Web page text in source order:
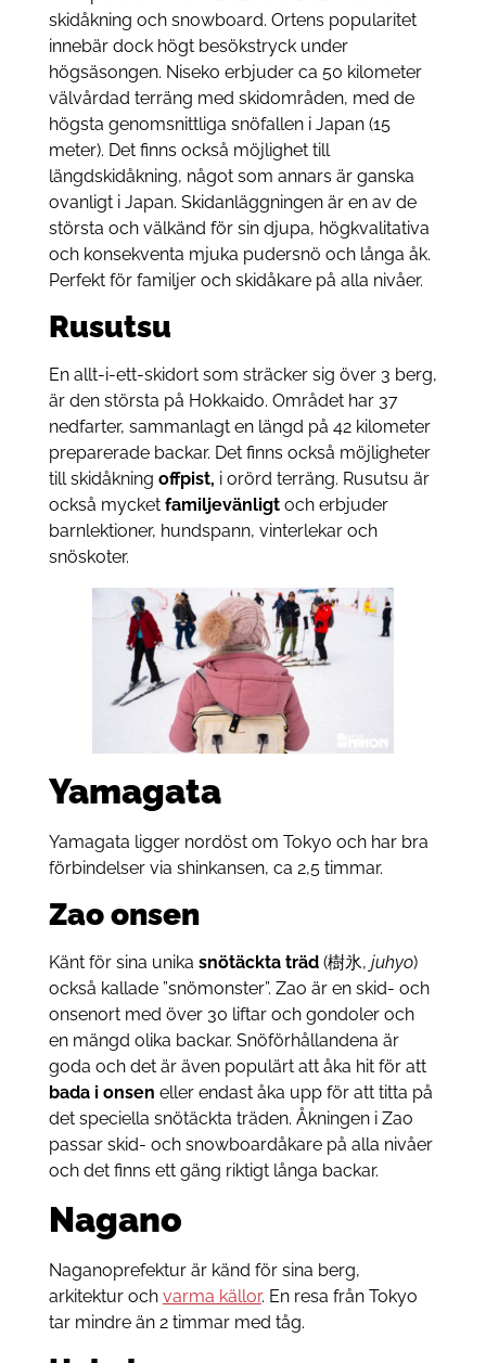
skidåkning och snowboard. Ortens popularitet
innebär dock högt besökstryck under
högsäsongen. Niseko erbjuder ca 50 kilometer
välvårdad terräng med skidområden, med de
högsta genomsnittliga snöfallen i Japan (15
meter). Det finns också möjlighet till
längdskidåkning, något som annars är ganska
ovanligt i Japan. Skidanläggningen är en av de
största och välkänd för sin djupa, högkvalitativa
och konsekventa mjuka pudersnö och långa åk.
Perfekt för familjer och skidåkare på alla nivåer.
Rusutsu
En allt-i-ett-skidort som sträcker sig över 3 berg,
är den största på Hokkaido. Området har 37
nedfarter, sammanlagt en längd på 42 kilometer
preparerade backar. Det finns också möjligheter
till skidåkning offpist, i orörd terräng. Rusutsu är
också mycket familjevänligtoch erbjuder
barnlektioner, hundspann, vinterlekar och
snöskoter.
Yamagata
Yamagata ligger nordöst om Tokyo och har bra
förbindelser via shinkansen, ca 2,5 timmar.
Zao onsen
Känt för sina unika snötäckta träd(樹氷, juhyo)
också kallade ”snömonster”. Zao är en skid- och
onsenort med över 30 liftar och gondoler och
en mängd olika backar. Snöförhållandena är
goda och det är även populärt att åka hit för att
bada i onsen eller endast åka upp för att titta på
det speciella snötäckta träden. Åkningen i Zao
passar skid- och snowboardåkare på alla nivåer
och det finns ett gäng riktigt långa backar.
Nagano
Naganoprefektur är känd för sina berg,
arkitektur och varma källor. En resa från Tokyo
tar mindre än 2 timmar med tåg.